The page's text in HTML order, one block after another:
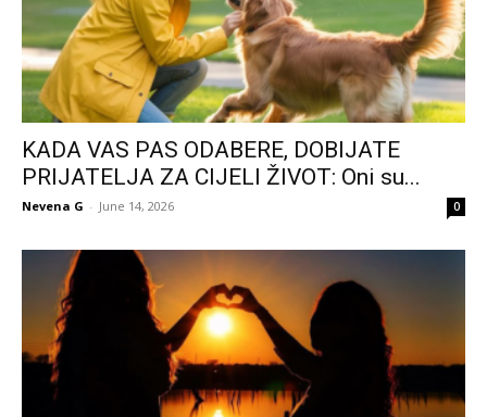
KADA VAS PAS ODABERE, DOBIJATE
PRIJATELJA ZA CIJELI ŽIVOT: Oni su...
Nevena G - June 14, 2026 0